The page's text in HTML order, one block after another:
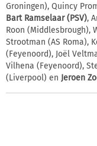
Groningen), Quincy
Bart Ramselaar (PSV),
Roon (Middlesbrough),
Strootman (AS Roma),
(Feyenoord), Joël
Vilhena (Feyenoord),
(Liverpool) en Jeroen